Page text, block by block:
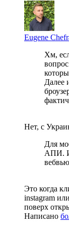
Eugene
Хм,
Далее
Нет, с
Для
АПИ.
Это когда
instagram
поверх
Написано